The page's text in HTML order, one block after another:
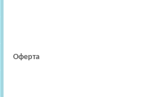
Оферта